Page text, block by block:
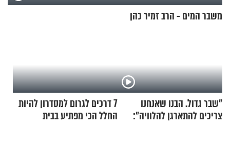
משבר המים - הרב זמיר כהן
"שבר גדול. הבנו שאנחנו
צריכים להתארגן להלוויה":
7 דרכים לגרום למסדרון להיות
החלל הכי מפתיע בבית